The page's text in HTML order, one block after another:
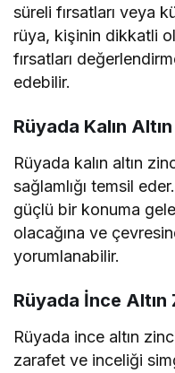
süreli fırsatları veya
rüya, kişinin dikkatli
fırsatları
edebilir.
Rüyada Kalın
Rüyada kalın altın
sağlamlığı temsil
güçlü bir konuma
olacağına ve
yorumlanabilir.
Rüyada İnce
Rüyada ince altın
zarafet ve inceliği